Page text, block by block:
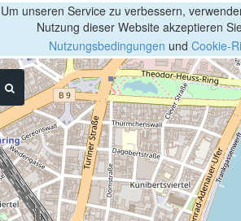
Um unseren Service zu verbessern,
Nutzung dieser Website akzeptieren
Nutzungsbedingungen und Cookie-